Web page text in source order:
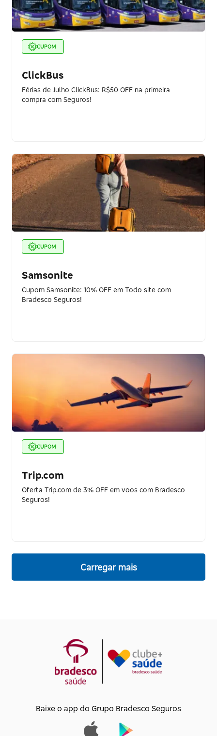
CUPOM
ClickBus
Férias de Julho ClickBus: R$50 OFF na primeira
compra com Seguros!
CUPOM
Samsonite
Cupom Samsonite: 10% OFF em Todo site com
Bradesco Seguros!
CUPOM
Trip.com
Oferta Trip.com de 3% OFF em voos com Bradesco
Seguros!
Carregar mais
Baixe o app do Grupo Bradesco Seguros